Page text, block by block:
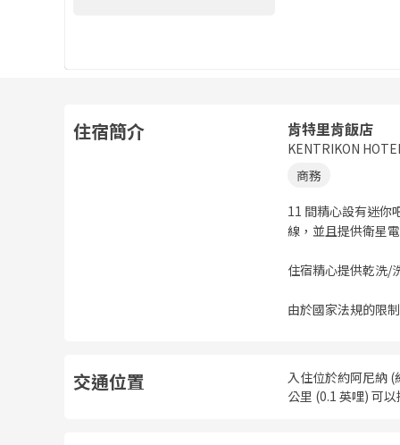
住宿簡介 肯特里肯飯店
KENTRIKON
商務
11 間精心設有迷你
線，並且提供衛星
住宿精心提供乾洗/
由於國家法規的限
交通位置
入住位於約阿尼納
公里 (0.1 英哩) 可